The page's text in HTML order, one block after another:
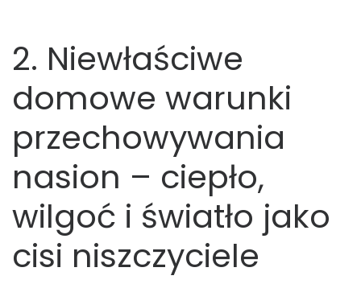
2. Niewłaściwe
domowe warunki
przechowywania
nasion – ciepło,
wilgoć i światło jako
cisi niszczyciele